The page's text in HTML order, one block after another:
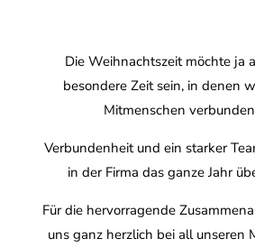
Die Weihnachtszeit möchte ja
besondere Zeit sein, in denen
Mitmenschen
Verbundenheit und ein starker
in der Firma das ganze Jahr
Für die hervorragende
uns ganz herzlich bei all unseren